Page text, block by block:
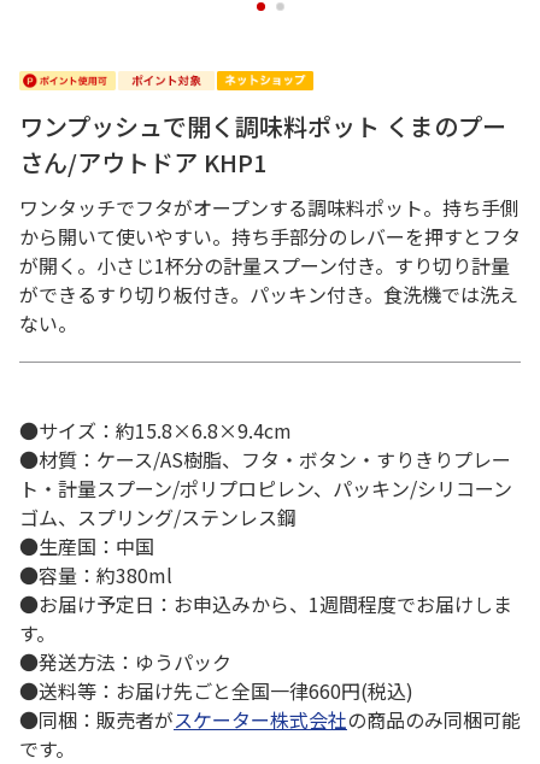
1 2
ワンプッシュで開く調味料ポット くまのプー
さん/アウトドア KHP1
ワンタッチでフタがオープンする調味料ポット。持ち手側
から開いて使いやすい。持ち手部分のレバーを押すとフタ
が開く。小さじ1杯分の計量スプーン付き。すり切り計量
ができるすり切り板付き。パッキン付き。食洗機では洗え
ない。
●サイズ：約15.8×6.8×9.4cm
●材質：ケース/AS樹脂、フタ・ボタン・すりきりプレー
ト・計量スプーン/ポリプロピレン、パッキン/シリコーン
ゴム、スプリング/ステンレス鋼
●生産国：中国
●容量：約380ml
●お届け予定日：お申込みから、1週間程度でお届けしま
す。
●発送方法：ゆうパック
●送料等：お届け先ごと全国一律660円(税込)
●同梱：販売者がスケーター株式会社の商品のみ同梱可能
です。